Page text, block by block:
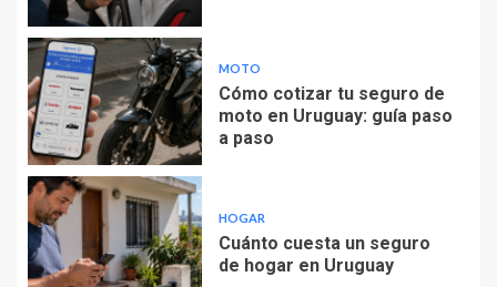
MOTO
Cómo cotizar tu seguro de
moto en Uruguay: guía paso
a paso
HOGAR
Cuánto cuesta un seguro
de hogar en Uruguay